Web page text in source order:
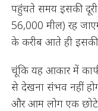
पहुंचते समय इसकी दूरी
56,000 मील) रह
के करीब आते ही
चूंकि यह आकार में
से देखना संभव नहीं
और आम लोग एक